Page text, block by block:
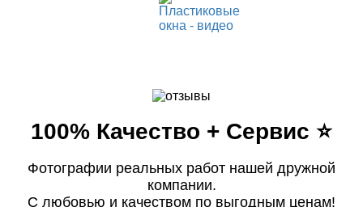
100% Качество + Сервис ⭐️
Фотографии реальных работ нашей дружной
компании.
С любовью и качеством по выгодным ценам!